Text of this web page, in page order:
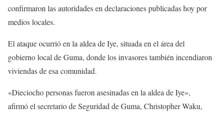
confirmaron las autoridades en declaraciones publicadas hoy por
medios locales.
El ataque ocurrió en la aldea de Iye, situada en el área del
gobierno local de Guma, donde los invasores también incendiaron
viviendas de esa comunidad.
«Dieciocho personas fueron asesinadas en la aldea de Iye»,
afirmó el secretario de Seguridad de Guma, Christopher Waku,